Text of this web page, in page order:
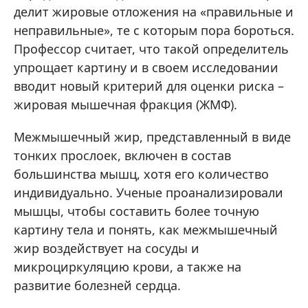
делит жировые отложения на «правильные и
неправильные», те с которым пора бороться.
Профессор считает, что такой определитель
упрощает картину и в своем исследовании
вводит новый критерий для оценки риска –
жировая мышечная фракция (ЖМФ).
Межмышечный жир, представленный в виде
тонких прослоек, включен в состав
большинства мышц, хотя его количество
индивидуально. Ученые проанализировали
мышцы, чтобы составить более точную
картину тела и понять, как межмышечный
жир воздействует на сосуды и
микроциркуляцию крови, а также на
развитие болезней сердца.